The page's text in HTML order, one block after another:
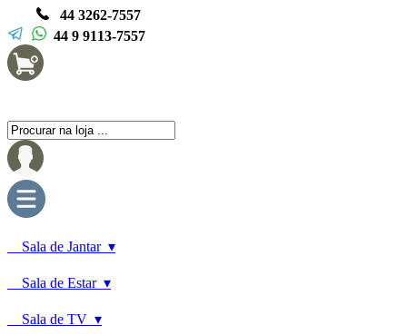
44 3262-7557
44 9 9113-7557
Sala de Jantar ▾
Sala de Estar ▾
Sala de TV ▾